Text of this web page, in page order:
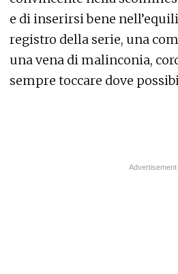
e di inserirsi bene
registro della serie, una
una vena di malinconia,
sempre toccare dove